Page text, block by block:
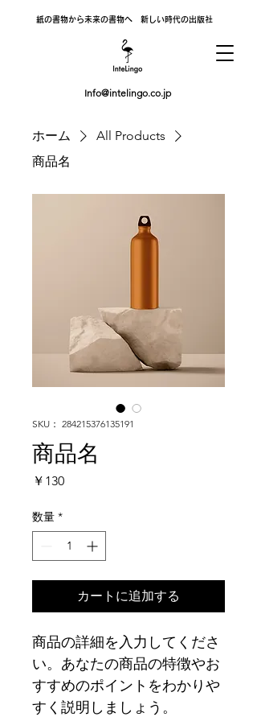
紙の書物から未来の書物へ 新しい時代の出版社
Info@intelingo.co.jp
ホーム
All Products
商品名
SKU： 284215376135191
商品名
￥130価
数量 *
カートに追加する
商品の詳細を入力してくださ
い。あなたの商品の特徴やお
すすめのポイントをわかりや
すく説明しましょう。